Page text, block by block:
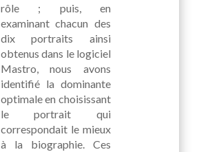
rôle ; puis, en
examinant chacun des
dix portraits ainsi
obtenus dans le logiciel
Mastro, nous avons
identifié la dominante
optimale en choisissant
le portrait qui
correspondait le mieux
à la biographie. Ces